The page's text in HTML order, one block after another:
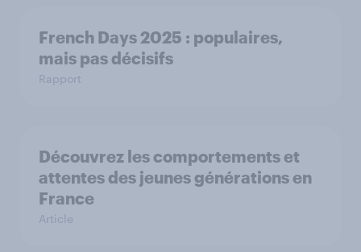
French Days 2025 : populaires,
mais pas décisifs
Rapport
Découvrez les comportements et
attentes des jeunes générations en
France
Article